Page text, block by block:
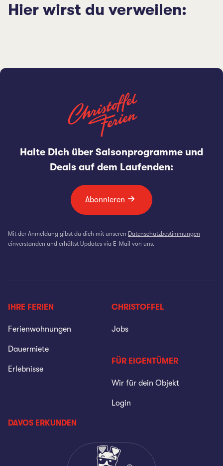
Hier wirst du verweilen:
Halte Dich über Saisonprogramme und
Deals auf dem Laufenden:
Abonnieren
Mit der Anmeldung gibst du dich mit unseren Datenschutzbestimmungen
einverstanden und erhältst Updates via E-Mail von uns.
IHRE FERIEN
Ferienwohnungen
Dauermiete
Erlebnisse
CHRISTOFFEL
Jobs
FÜR EIGENTÜMER
Wir für dein Objekt
Login
DAVOS ERKUNDEN